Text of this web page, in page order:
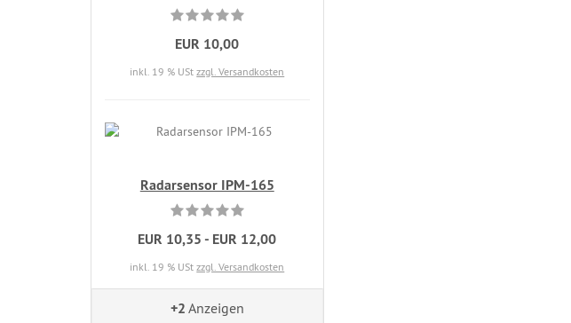
EUR 10,00
inkl. 19 % UStzzgl. Versandkosten
Radarsensor IPM-165
EUR 10,35 - EUR 12,00
inkl. 19 % UStzzgl. Versandkosten
+2 Anzeigen